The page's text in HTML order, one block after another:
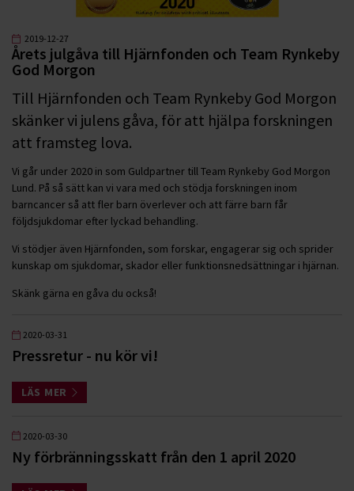
2019-12-27
Årets julgåva till Hjärnfonden och Team Rynkeby
God Morgon
Till Hjärnfonden och Team Rynkeby God Morgon
skänker vi julens gåva, för att hjälpa forskningen
att framsteg lova.
Vi går under 2020 in som Guldpartner till Team Rynkeby God Morgon
Lund. På så sätt kan vi vara med och stödja forskningen inom
barncancer så att fler barn överlever och att färre barn får
följdsjukdomar efter lyckad behandling.
Vi stödjer även Hjärnfonden, som forskar, engagerar sig och sprider
kunskap om sjukdomar, skador eller funktionsnedsättningar i hjärnan.
Skänk gärna en gåva du också!
2020-03-31
Pressretur - nu kör vi!
LÄS MER
2020-03-30
Ny förbränningsskatt från den 1 april 2020